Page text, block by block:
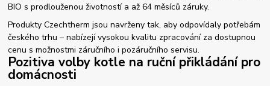
BIO s prodlouženou životností a až 64 měsíců záruky.
Produkty Czechtherm jsou navrženy tak, aby odpovídaly potřebám
českého trhu – nabízejí vysokou kvalitu zpracování za dostupnou
cenu s možnostmi záručního i pozáručního servisu.
Pozitiva volby kotle na ruční přikládání pro
domácnosti